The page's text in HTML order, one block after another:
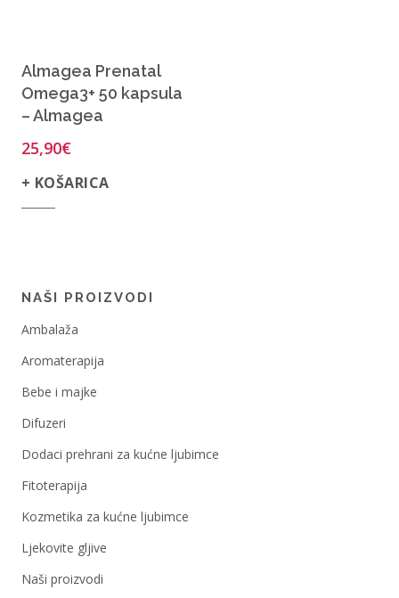
Almagea Prenatal
Omega3+ 50 kapsula
– Almagea
25,90€
+ KOŠARICA
NAŠI PROIZVODI
Ambalaža
Aromaterapija
Bebe i majke
Difuzeri
Dodaci prehrani za kućne ljubimce
Fitoterapija
Kozmetika za kućne ljubimce
Ljekovite gljive
Naši proizvodi